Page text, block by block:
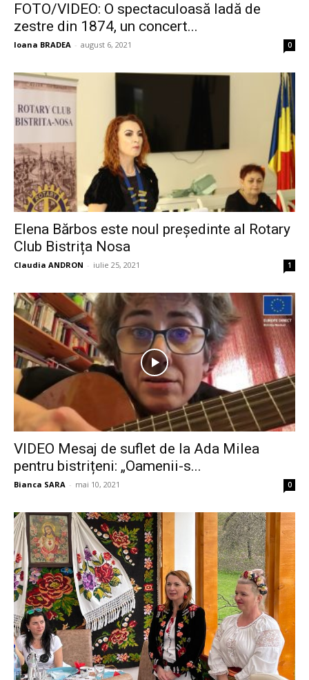
FOTO/VIDEO: O spectaculoasă ladă de
zestre din 1874, un concert...
Ioana BRADEA - august 6, 2021 0
Elena Bărbos este noul președinte al Rotary
Club Bistrița Nosa
Claudia ANDRON - iulie 25, 2021 1
VIDEO Mesaj de suflet de la Ada Milea
pentru bistrițeni: „Oamenii-s...
Bianca SARA - mai 10, 2021 0